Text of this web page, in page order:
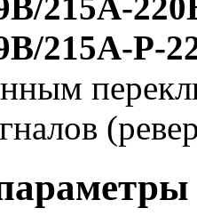
215А-Р-